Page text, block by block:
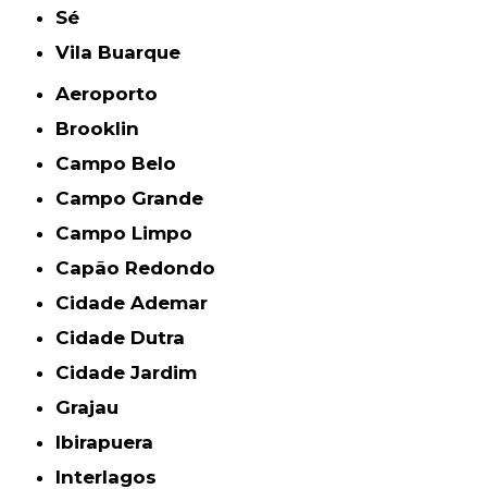
Sé
Vila Buarque
Aeroporto
Brooklin
Campo Belo
Campo Grande
Campo Limpo
Capão Redondo
Cidade Ademar
Cidade Dutra
Cidade Jardim
Grajau
Ibirapuera
Interlagos